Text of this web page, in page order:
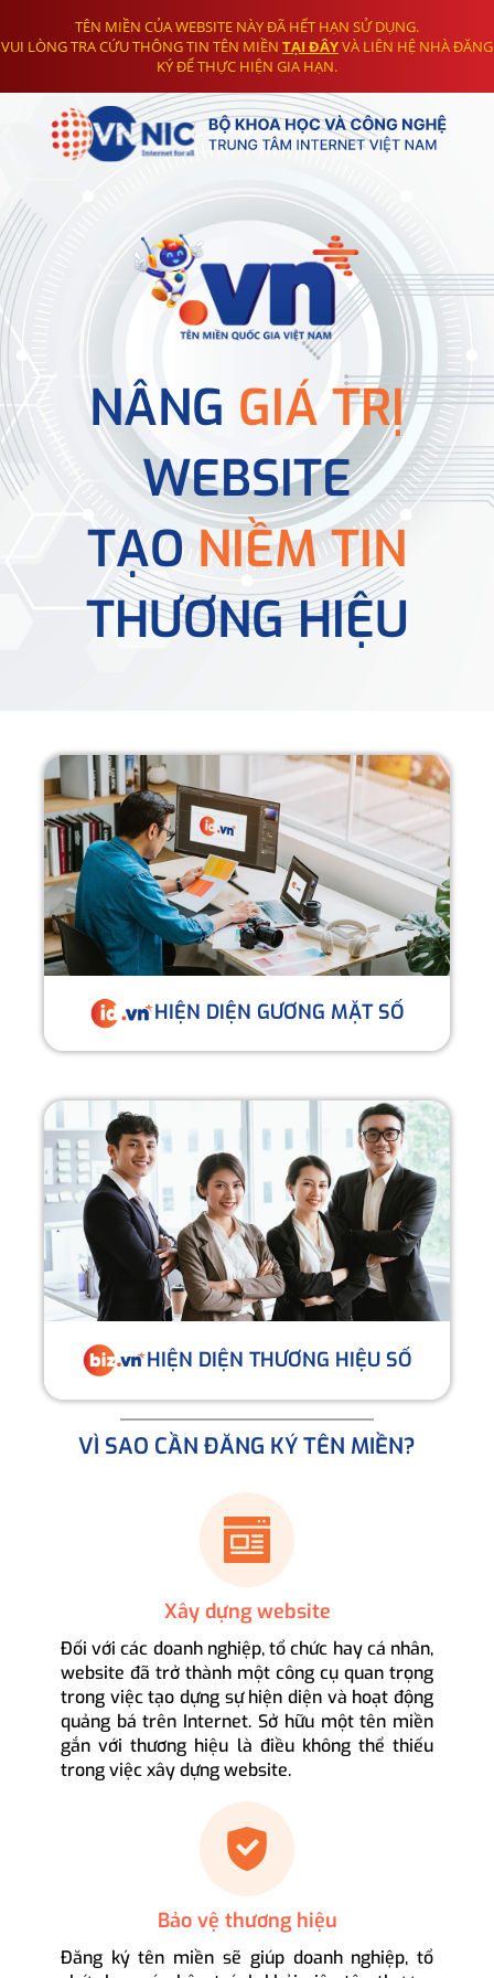
TÊN MIỀN CỦA WEBSITE NÀY ĐÃ HẾT HẠN SỬ DỤNG.
VUI LÒNG TRA CỨU THÔNG TIN TÊN MIỀN TẠI ĐÂYVÀ LIÊN HỆ NHÀ ĐĂNG
KÝ ĐỂ THỰC HIỆN GIA HẠN.
NÂNG GIÁ TRỊ
WEBSITE
TẠONIỀM TIN
THƯƠNG HIỆU
HIỆN DIỆN GƯƠNG MẶT SỐ
HIỆN DIỆN THƯƠNG HIỆU SỐ
VÌ SAO CẦN ĐĂNG KÝ TÊN MIỀN?
Xây dựng website
Đối với các doanh nghiệp, tổ chức hay cá nhân,
website đã trở thành một công cụ quan trọng
trong việc tạo dựng sự hiện diện và hoạt động
quảng bá trên Internet. Sở hữu một tên miền
gắn với thương hiệu là điều không thể thiếu
trong việc xây dựng website.
Bảo vệ thương hiệu
Đăng ký tên miền sẽ giúp doanh nghiệp, tổ